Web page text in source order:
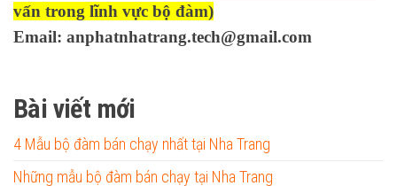
vấn trong lĩnh vực bộ đàm)
Email: anphatnhatrang.tech@gmail.com
Bài viết mới
4 Mẫu bộ đàm bán chạy nhất tại Nha Trang
Những mẫu bộ đàm bán chạy tại Nha Trang